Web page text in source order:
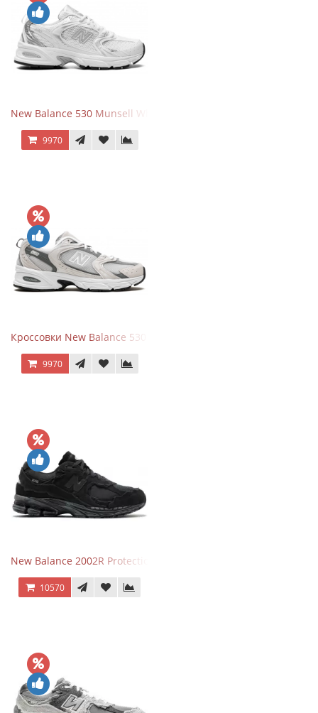
New Balance 530 Munsell White Silver
9970
Кроссовки New Balance 530 Grey Matter Harbor Grey
9970
New Balance 2002R Protection Phantom Black
10570